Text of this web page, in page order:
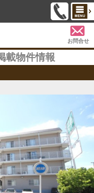
お問合せ
載物件情報